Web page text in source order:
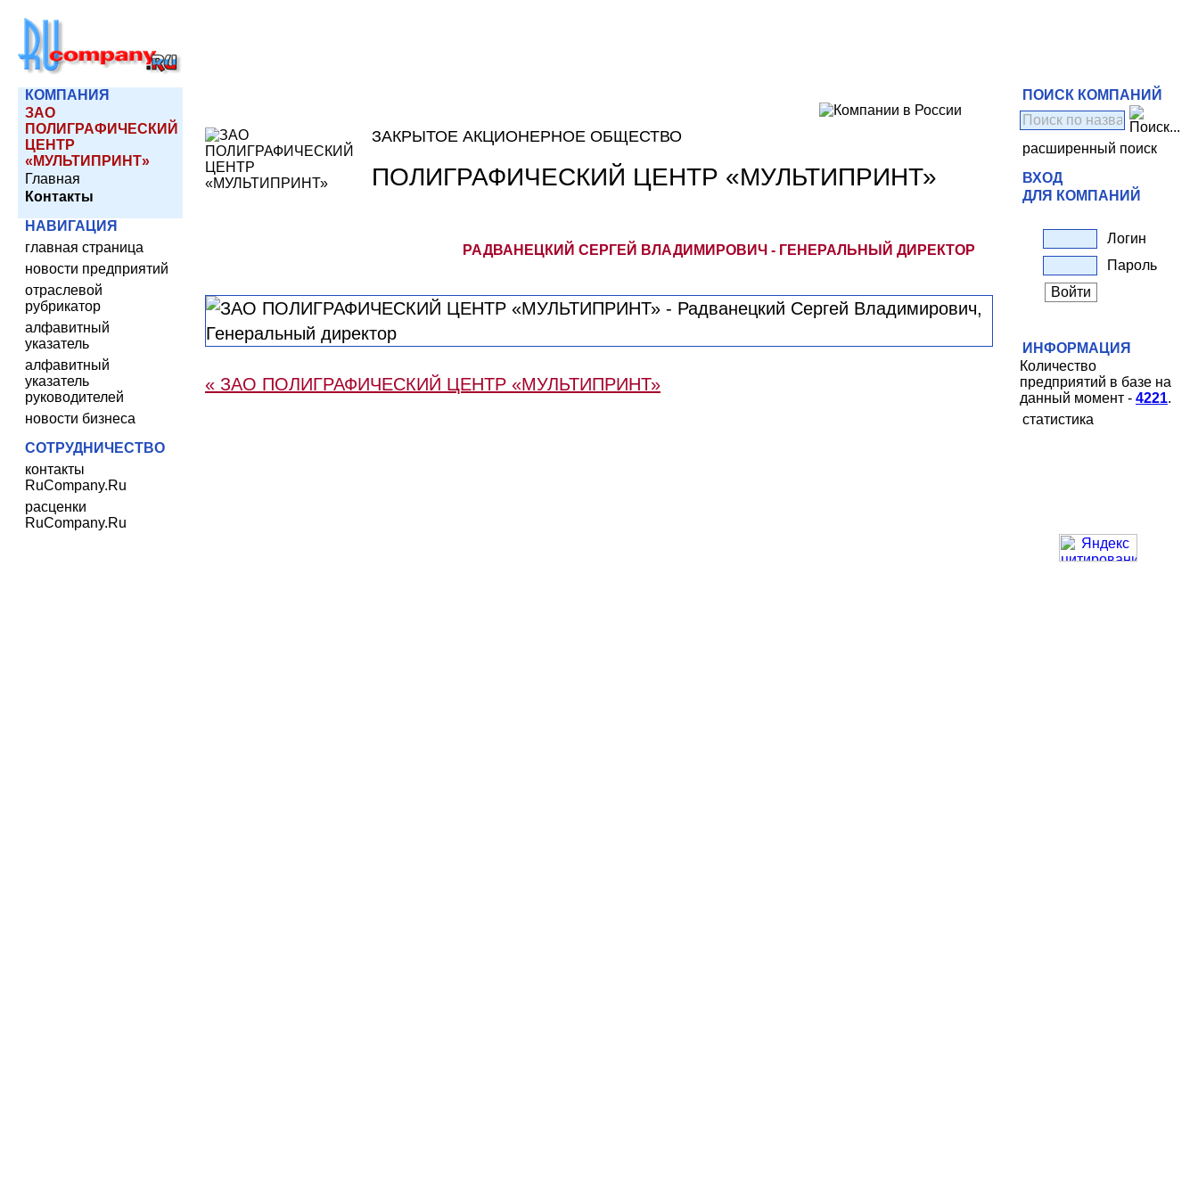
КОМПАНИЯ
ЗАО
ПОЛИГРАФИЧЕСКИЙ
ЦЕНТР
«МУЛЬТИПРИНТ»
Главная
Контакты
НАВИГАЦИЯ
главная страница
новости предприятий
отраслевой
рубрикатор
алфавитный
указатель
алфавитный
указатель
руководителей
новости бизнеса
СОТРУДНИЧЕСТВО
контакты
RuCompany.Ru
расценки
RuCompany.Ru
ЗАКРЫТОЕ АКЦИОНЕРНОЕ ОБЩЕСТВО
ПОЛИГРАФИЧЕСКИЙ ЦЕНТР «МУЛЬТИПРИНТ»
РАДВАНЕЦКИЙ СЕРГЕЙ ВЛАДИМИРОВИЧ - ГЕНЕРАЛЬНЫЙ ДИРЕКТОР
« ЗАО ПОЛИГРАФИЧЕСКИЙ ЦЕНТР «МУЛЬТИПРИНТ»
ПОИСК КОМПАНИЙ
расширенный поиск
ВХОД
ДЛЯ КОМПАНИЙ
Логин
Пароль
ИНФОРМАЦИЯ
Количество
предприятий в базе на
данный момент - 4221.
статистика